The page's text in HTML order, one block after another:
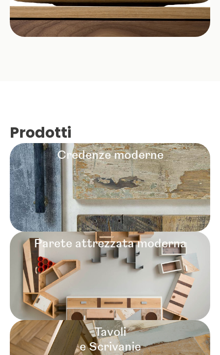
Prodotti
Credenze moderne
Parete attrezzata moderna
Tavoli
e Scrivanie